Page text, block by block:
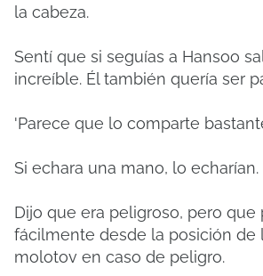
la cabeza.
Sentí que si seguías a Hansoo
increíble. Él también quería ser
'Parece que lo comparte
Si echara una mano, lo echarían.
Dijo que era peligroso, pero que
fácilmente desde la posición de
molotov en caso de peligro.